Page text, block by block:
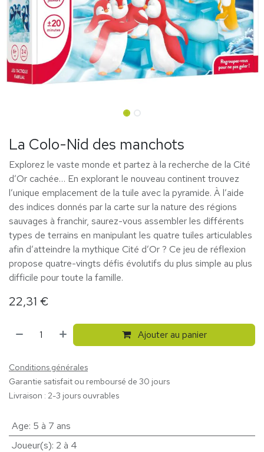
La Colo-Nid des manchots
Explorez le vaste monde et partez à la recherche de la Cité
d’Or cachée… En explorant le nouveau continent trouvez
l’unique emplacement de la tuile avec la pyramide. À l’aide
des indices donnés par la carte sur la nature des régions
sauvages à franchir, saurez-vous assembler les différents
types de terrains en manipulant les quatre tuiles articulables
afin d’atteindre la mythique Cité d’Or ? Ce jeu de réflexion
propose quatre-vingts défis évolutifs du plus simple au plus
difficile pour toute la famille.
22,31 €
Ajouter au panier
Conditions générales
Garantie satisfait ou remboursé de 30 jours
Livraison : 2-3 jours ouvrables
Age: 5 à 7 ans
Joueur(s): 2 à 4